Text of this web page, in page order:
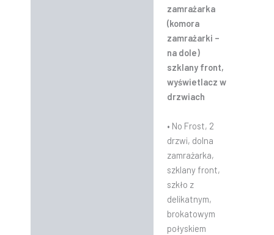
zamrażarka
(komora
zamrażarki –
na dole)
szklany front,
wyświetlacz w
drzwiach
• No Frost, 2
drzwi, dolna
zamrażarka,
szklany front,
szkło z
delikatnym,
brokatowym
połyskiem